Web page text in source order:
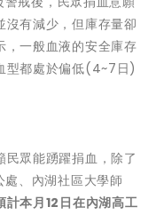
有減少，但庫存量卻
，一般血液的安全庫存
型都處於偏低(4~7日)
眾能踴躍捐血，除了
、內湖社區大學師
計本月12日在內湖高工​